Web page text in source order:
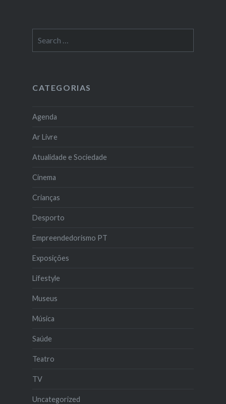
for:
CATEGORIAS
Agenda
Ar Livre
Atualidade e Sociedade
Cinema
Crianças
Desporto
Empreendedorismo PT
Exposições
Lifestyle
Museus
Música
Saúde
Teatro
TV
Uncategorized